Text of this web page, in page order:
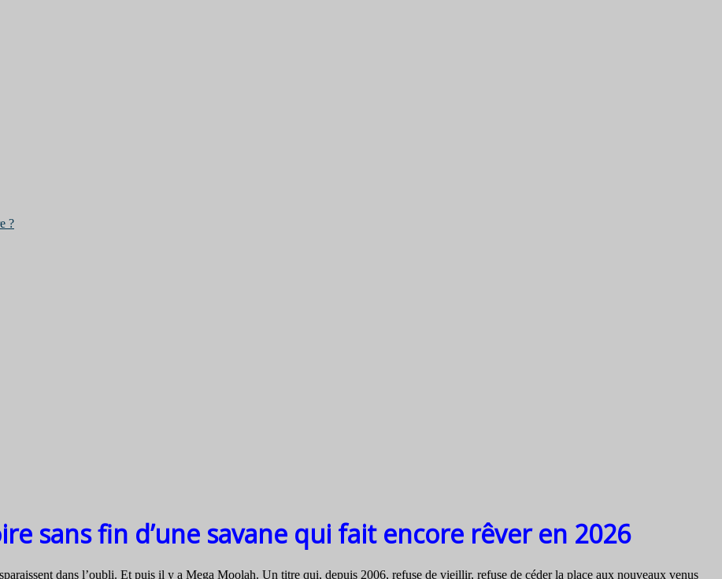
?
sans fin d’une savane qui fait encore rêver en 2026
dans l’oubli. Et puis il y a Mega Moolah. Un titre qui, depuis 2006, refuse de vieillir, refuse de céder la place aux nouveaux venus